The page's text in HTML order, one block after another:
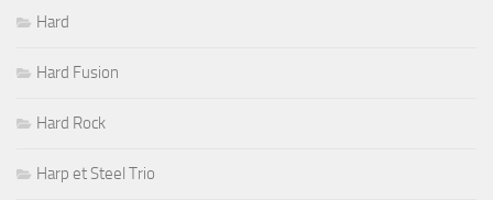
Hard
Hard Fusion
Hard Rock
Harp et Steel Trio